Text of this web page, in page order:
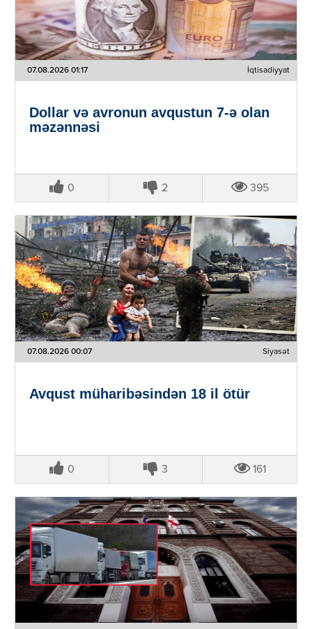
07.08.2026 01:17 İqtisadiyyat
Dollar və avronun avqustun 7-ə olan
məzənnəsi
0 2 395
07.08.2026 00:07 Siyasət
Avqust müharibəsindən 18 il ötür
0 3 161